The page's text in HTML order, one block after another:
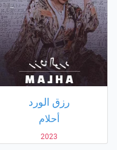
رزق الورد
أحلام
2023